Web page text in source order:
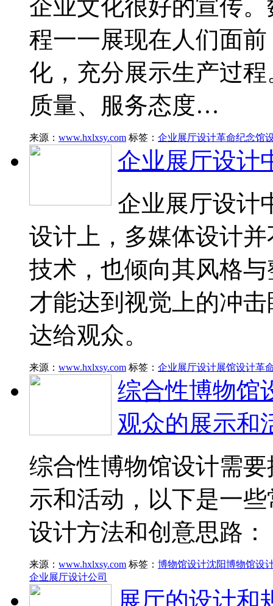
企业文化很好的宣传
程一一展现在人们面
化，充分展示生产过
质量、服务态度…
来源： www.hxlxsy.com 标签： 企业展厅设计革命纪念馆
企业展厅设计
企业展厅设计
设计上，多媒体设计
技术，也倾向其风格
才能达到视觉上的冲
达给观众。
来源： www.hxlxsy.com 标签： 企业展厅设计展馆设计革
综合性博物馆
观众的展示和
综合性博物馆设计需
示和活动，以下是一
设计方法和创意思路：
来源： www.hxlxsy.com 标签： 博物馆设计沈阳博物馆设
企业展厅设计公司
展厅的设计和